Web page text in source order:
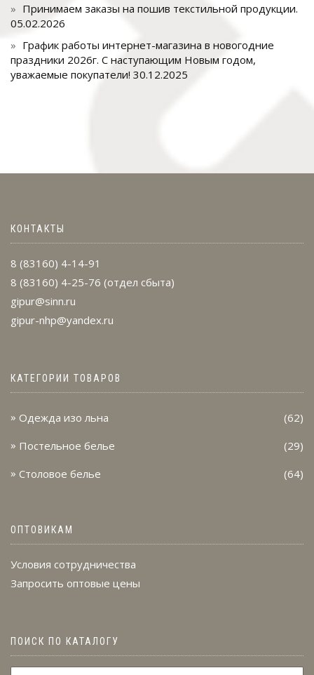
Принимаем заказы на пошив текстильной продукции.
05.02.2026
График работы интернет-магазина в новогодние
праздники 2026г. С наступающим Новым годом,
уважаемые покупатели! 30.12.2025
КОНТАКТЫ
8 (83160) 4-14-91
8 (83160) 4-25-76 (отдел сбыта)
gipur@sinn.ru
gipur-nhp@yandex.ru
КАТЕГОРИИ ТОВАРОВ
Одежда изо льна (62)
Постельное белье (29)
Столовое белье (64)
ОПТОВИКАМ
Условия сотрудничества
Запросить оптовые цены
ПОИСК ПО КАТАЛОГУ